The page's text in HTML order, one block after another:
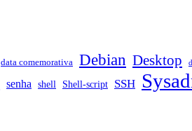
data comemorativa Debian Desktop
senha shell Shell-script SSH